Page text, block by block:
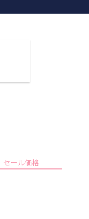
お
セール価格